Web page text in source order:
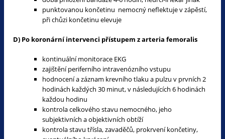
punktovanou končetinu nemocný neflektuje v zápěstí,
při chůzi končetinu elevuje
D) Po koronární intervenci přístupem z arteria femoralis
kontinuální monitorace EKG
zajištění periferního intravenózního vstupu
hodnocení a záznam krevního tlaku a pulzu v prvních 2
hodinách každých 30 minut, v následujících 6 hodinách
každou hodinu
kontrola celkového stavu nemocného, jeho
subjektivních a objektivních obtíží
kontrola stavu třísla, zavaděčů, prokrvení končetiny,